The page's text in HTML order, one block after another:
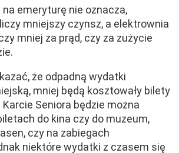
emeryturę nie oznacza,
mniejszy czynsz, a elektrownia
mniej za prąd, czy za zużycie
że odpadną wydatki
mniej będą kosztowały bilety
Karcie Seniora będzie można
do kina czy do muzeum,
czy na zabiegach
niektóre wydatki z czasem się